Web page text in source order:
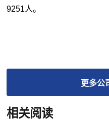
9251人。
更多公
相关阅读